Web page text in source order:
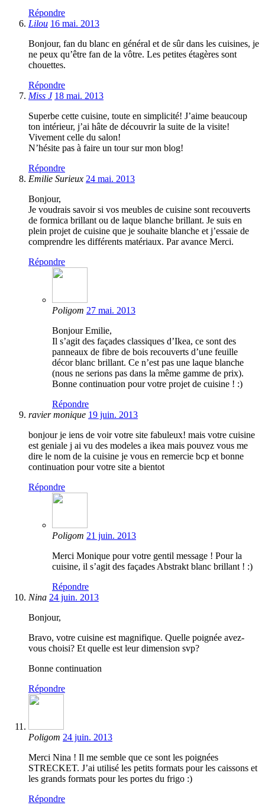
Répondre
Lilou 16 mai. 2013
Bonjour, fan du blanc en général et de sûr dans les cuisines, je
ne peux qu’être fan de la vôtre. Les petites étagères sont
chouettes.
Répondre
Miss J 18 mai. 2013
Superbe cette cuisine, toute en simplicité! J’aime beaucoup
ton intérieur, j’ai hâte de découvrir la suite de la visite!
Vivement celle du salon!
N’hésite pas à faire un tour sur mon blog!
Répondre
Emilie Surieux 24 mai. 2013
Bonjour,
Je voudrais savoir si vos meubles de cuisine sont recouverts
de formica brillant ou de laque blanche brillant. Je suis en
plein projet de cuisine que je souhaite blanche et j’essaie de
comprendre les différents matériaux. Par avance Merci.
Répondre
Poligom 27 mai. 2013
Bonjour Emilie,
Il s’agit des façades classiques d’Ikea, ce sont des
panneaux de fibre de bois recouverts d’une feuille
décor blanc brillant. Ce n’est pas une laque blanche
(nous ne serions pas dans la même gamme de prix).
Bonne continuation pour votre projet de cuisine ! :)
Répondre
ravier monique 19 juin. 2013
bonjour je iens de voir votre site fabuleux! mais votre cuisine
est geniale j ai vu des modeles a ikea mais pouvez vous me
dire le nom de la cuisine je vous en remercie bcp et bonne
continuation pour votre site a bientot
Répondre
Poligom 21 juin. 2013
Merci Monique pour votre gentil message ! Pour la
cuisine, il s’agit des façades Abstrakt blanc brillant ! :)
Répondre
Nina 24 juin. 2013
Bonjour,
Bravo, votre cuisine est magnifique. Quelle poignée avez-
vous choisi? Et quelle est leur dimension svp?
Bonne continuation
Répondre
Poligom 24 juin. 2013
Merci Nina ! Il me semble que ce sont les poignées
STRECKET. J’ai utilisé les petits formats pour les caissons et
les grands formats pour les portes du frigo :)
Répondre